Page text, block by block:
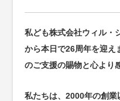
私ども株式会社ウィル・
から本日で26周年を迎え
のご支援の賜物と心より
私たちは、2000年の創